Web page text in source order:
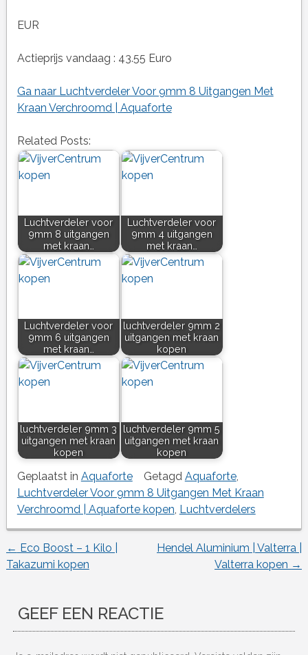
EUR
Actieprijs vandaag : 43.55 Euro
Ga naar Luchtverdeler Voor 9mm 8 Uitgangen Met
Kraan Verchroomd | Aquaforte
Related Posts:
Luchtverdeler voor
9mm 8 uitgangen
met kraan…
Luchtverdeler voor
9mm 4 uitgangen
met kraan…
Luchtverdeler voor
9mm 6 uitgangen
met kraan…
luchtverdeler 9mm 2
uitgangen met kraan
kopen
luchtverdeler 9mm 3
uitgangen met kraan
kopen
luchtverdeler 9mm 5
uitgangen met kraan
kopen
Geplaatst in Aquaforte Getagd Aquaforte,
Luchtverdeler Voor 9mm 8 Uitgangen Met Kraan
Verchroomd | Aquaforte kopen, Luchtverdelers
Berichtnavigatie
← Eco Boost – 1 Kilo |
Takazumi kopen
Hendel Aluminium | Valterra |
Valterra kopen →
GEEF EEN REACTIE